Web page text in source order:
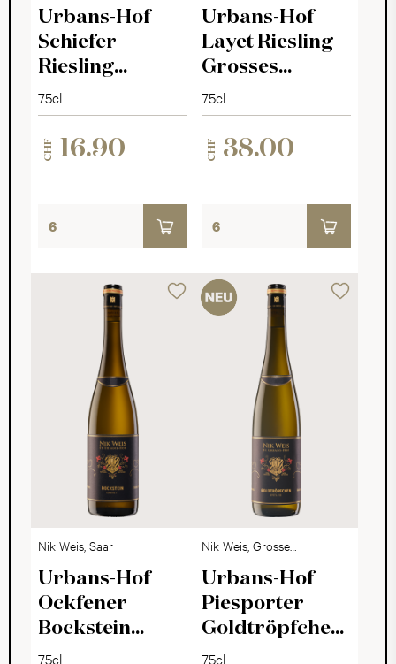
Urbans-Hof
Schiefer
Riesling
trocken 2024
75cl
CHF 16.90
Urbans-Hof
Layet Riesling
Grosses
Gewächs 2023
75cl
CHF 38.00
Nik Weis, Saar
Urbans-Hof
Ockfener
Bockstein
Kabinett 2024
75cl
Nik Weis, Grosse
Lage, Mosel QbA
Urbans-Hof
Piesporter
Goldtröpfchen
Spätlese 2023
75cl